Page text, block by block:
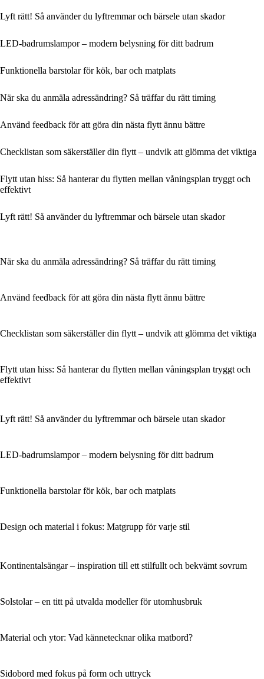
Lyft rätt! Så använder du lyftremmar och bärsele utan skador
LED-badrumslampor – modern belysning för ditt badrum
Funktionella barstolar för kök, bar och matplats
När ska du anmäla adressändring? Så träffar du rätt timing
Använd feedback för att göra din nästa flytt ännu bättre
Checklistan som säkerställer din flytt – undvik att glömma det viktiga
Flytt utan hiss: Så hanterar du flytten mellan våningsplan tryggt och
effektivt
Lyft rätt! Så använder du lyftremmar och bärsele utan skador
När ska du anmäla adressändring? Så träffar du rätt timing
Använd feedback för att göra din nästa flytt ännu bättre
Checklistan som säkerställer din flytt – undvik att glömma det viktiga
Flytt utan hiss: Så hanterar du flytten mellan våningsplan tryggt och
effektivt
Lyft rätt! Så använder du lyftremmar och bärsele utan skador
LED-badrumslampor – modern belysning för ditt badrum
Funktionella barstolar för kök, bar och matplats
Design och material i fokus: Matgrupp för varje stil
Kontinentalsängar – inspiration till ett stilfullt och bekvämt sovrum
Solstolar – en titt på utvalda modeller för utomhusbruk
Material och ytor: Vad kännetecknar olika matbord?
Sidobord med fokus på form och uttryck